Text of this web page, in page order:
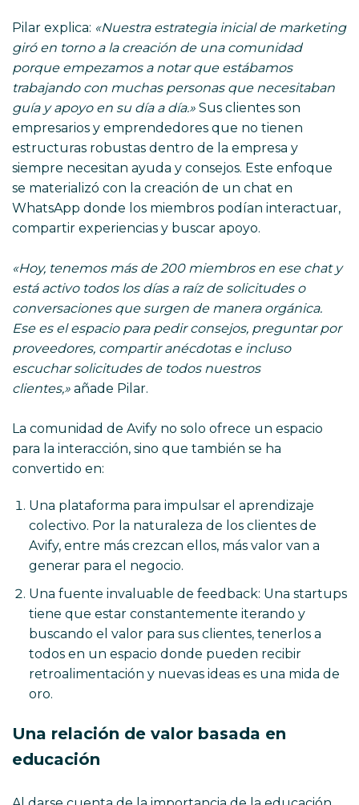
Pilar explica: «Nuestra estrategia inicial de marketing
giró en torno a la creación de una comunidad
porque empezamos a notar que estábamos
trabajando con muchas personas que necesitaban
guía y apoyo en su día a día.» Sus clientes son
empresarios y emprendedores que no tienen
estructuras robustas dentro de la empresa y
siempre necesitan ayuda y consejos. Este enfoque
se materializó con la creación de un chat en
WhatsApp donde los miembros podían interactuar,
compartir experiencias y buscar apoyo.
«Hoy, tenemos más de 200 miembros en ese chat y
está activo todos los días a raíz de solicitudes o
conversaciones que surgen de manera orgánica.
Ese es el espacio para pedir consejos, preguntar por
proveedores, compartir anécdotas e incluso
escuchar solicitudes de todos nuestros
clientes,» añade Pilar.
La comunidad de Avify no solo ofrece un espacio
para la interacción, sino que también se ha
convertido en:
Una plataforma para impulsar el aprendizaje
colectivo. Por la naturaleza de los clientes de
Avify, entre más crezcan ellos, más valor van a
generar para el negocio.
Una fuente invaluable de feedback: Una startups
tiene que estar constantemente iterando y
buscando el valor para sus clientes, tenerlos a
todos en un espacio donde pueden recibir
retroalimentación y nuevas ideas es una mida de
oro.
Una relación de valor basada en
educación